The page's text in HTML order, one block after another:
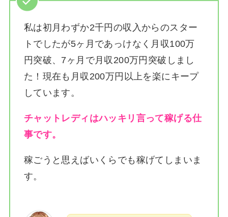
私は初月わずか2千円の収入からのスター
トでしたが5ヶ月であっけなく月収100万
円突破、7ヶ月で月収200万円突破しまし
た！ 現在も月収200万円以上を楽にキープ
しています。
チャットレディはハッキリ言って稼げる仕
事です。
稼ごうと思えばいくらでも稼げてしまいま
す。